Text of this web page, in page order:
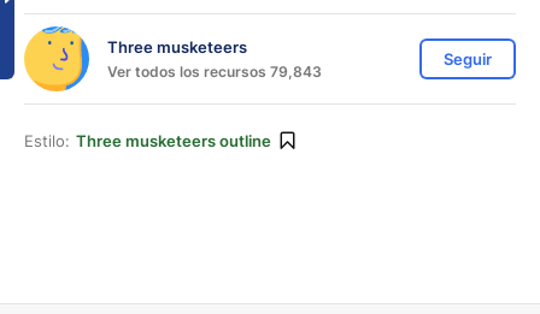
Three musketeers
Ver todos los recursos 79,843
Seguir
Estilo: Three musketeers outline